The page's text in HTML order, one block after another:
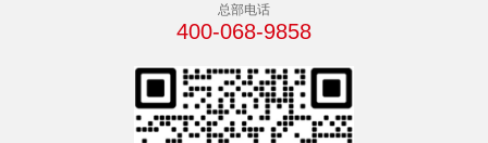
总部电话
400-068-9858